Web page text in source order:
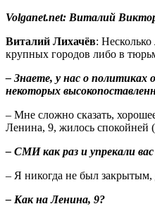
Volganet.net: Виталий
Виталий Лихачёв:
крупных городов либо в
– Знаете, у нас о политиках
некоторых
– Мне сложно сказать,
Ленина, 9, жилось спокойней
– СМИ как раз и упрекали
– Я никогда не был закрытым,
– Как на Ленина, 9?